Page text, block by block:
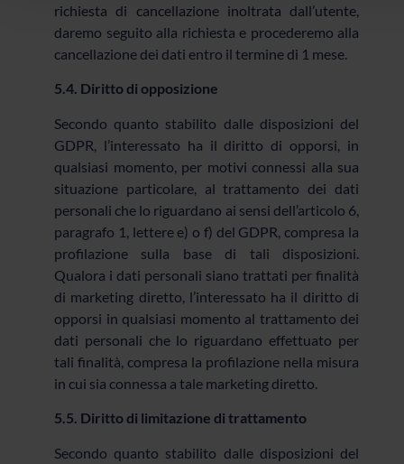
richiesta di cancellazione inoltrata dall’utente,
daremo seguito alla richiesta e procederemo alla
cancellazione dei dati entro il termine di 1 mese.
5.4. Diritto di opposizione
Secondo quanto stabilito dalle disposizioni del
GDPR, l’interessato ha il diritto di opporsi, in
qualsiasi momento, per motivi connessi alla sua
situazione particolare, al trattamento dei dati
personali che lo riguardano ai sensi dell’articolo 6,
paragrafo 1, lettere e) o f) del GDPR, compresa la
profilazione sulla base di tali disposizioni.
Qualora i dati personali siano trattati per finalità
di marketing diretto, l’interessato ha il diritto di
opporsi in qualsiasi momento al trattamento dei
dati personali che lo riguardano effettuato per
tali finalità, compresa la profilazione nella misura
in cui sia connessa a tale marketing diretto.
5.5. Diritto di limitazione di trattamento
Secondo quanto stabilito dalle disposizioni del